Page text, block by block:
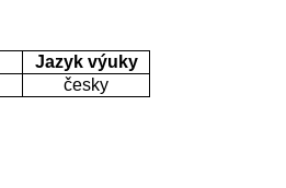
Jazyk výuky
česky